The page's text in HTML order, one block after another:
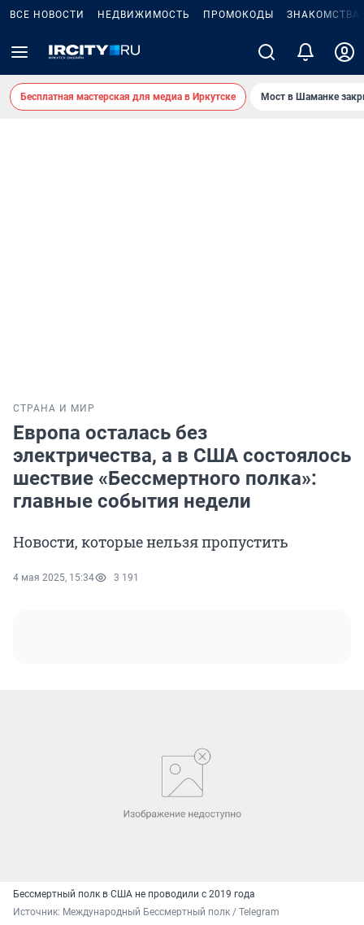
ВСЕ НОВОСТИ НЕДВИЖИМОСТЬ ПРОМОКОДЫ ЗНАКОМСТВА
Бесплатная мастерская для медиа в Иркутске Мост в Шаманке
СТРАНА И МИР
Европа осталась без
электричества, а в США состоялось
шествие «Бессмертного полка»:
главные события недели
Новости, которые нельзя пропустить
4 мая 2025, 15:34 3 191
Бессмертный полк в США не проводили с 2019 года
Источник: Международный Бессмертный полк / Telegram